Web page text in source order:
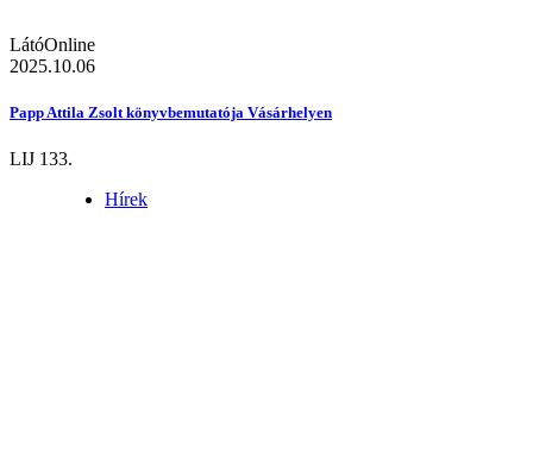
LátóOnline
2025.10.06
Papp Attila Zsolt könyvbemutatója Vásárhelyen
LIJ 133.
Hírek